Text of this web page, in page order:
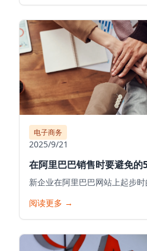
电子商务
2025/9/21
在阿里巴巴销售时要避免的
新企业在阿里巴巴网站上起步时
阅读更多 →